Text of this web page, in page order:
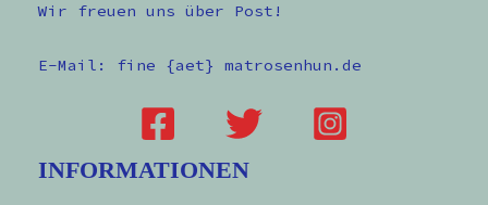
Wir freuen uns über Post!
E-Mail: fine {aet} matrosenhun.de
INFORMATIONEN